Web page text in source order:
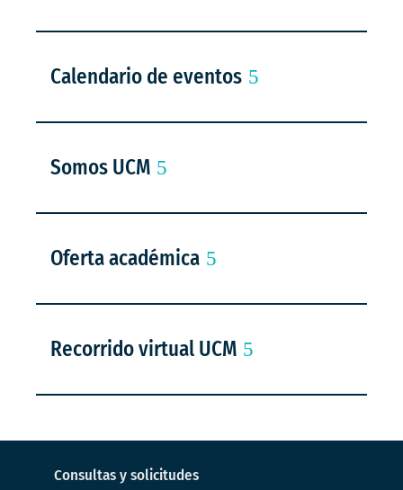
Calendario de eventos
Somos UCM
Oferta académica
Recorrido virtual UCM
Consultas y solicitudes